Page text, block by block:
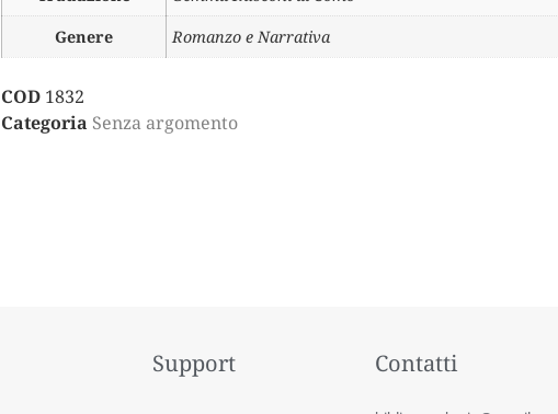
Genere
Romanzo e Narrativa
COD 1832
Categoria Senza argomento
Support Contatti